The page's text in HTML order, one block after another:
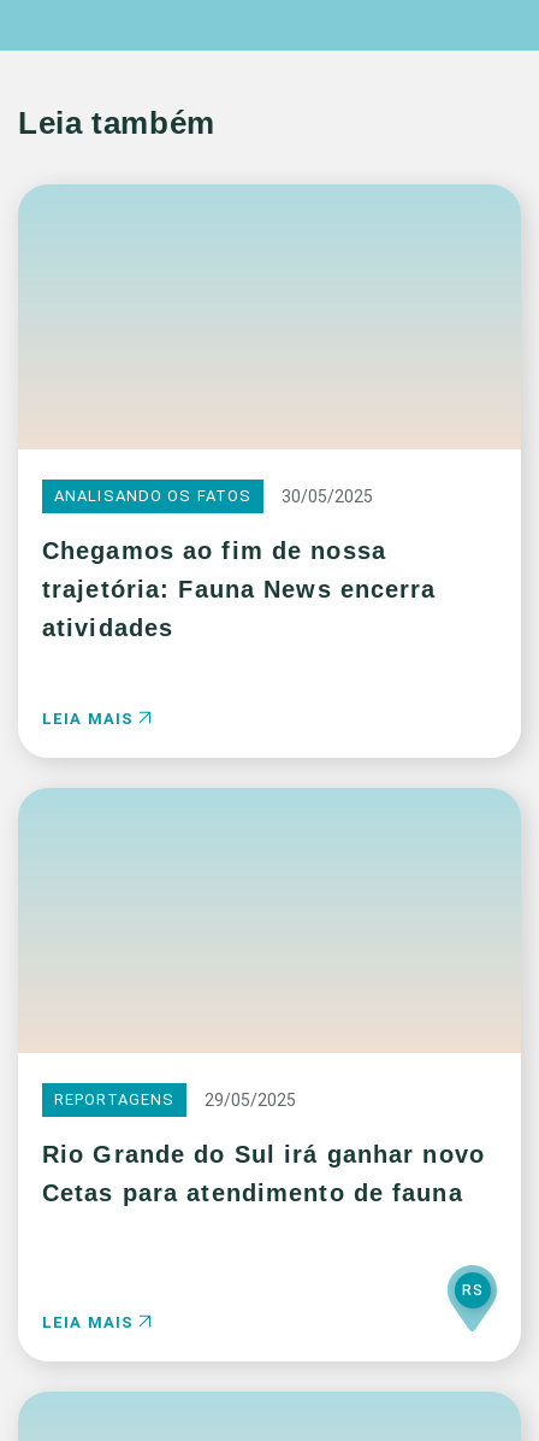
Leia também
ANALISANDO OS FATOS 30/05/2025
Chegamos ao fim de nossa
trajetória: Fauna News encerra
atividades
LEIA MAIS
REPORTAGENS 29/05/2025
Rio Grande do Sul irá ganhar novo
Cetas para atendimento de fauna
LEIA MAIS
RS